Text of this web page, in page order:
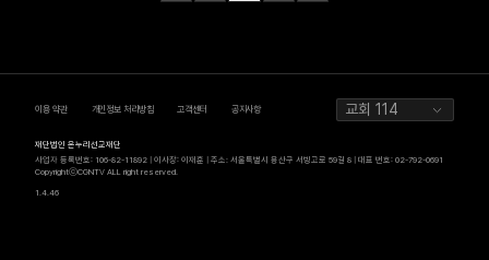
이용 약관 개인정보 처리방침 고객센터 공지사항 교회 114
재단법인 온누리선교재단
사업자 등록번호: 106-82-11892 | 이사장: 이재훈 | 주소: 서울특별시 용산구 서빙고로 59길 8 | 대표 번호: 02-792-0691
CopyrightⓒCGNTV ALL right reserved.
1.4.46